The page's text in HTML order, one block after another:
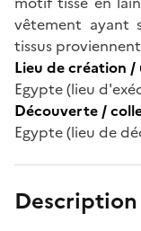
vêtement ayant
tissus
Lieu de création
Egypte (lieu
Découverte /
Egypte (lieu de